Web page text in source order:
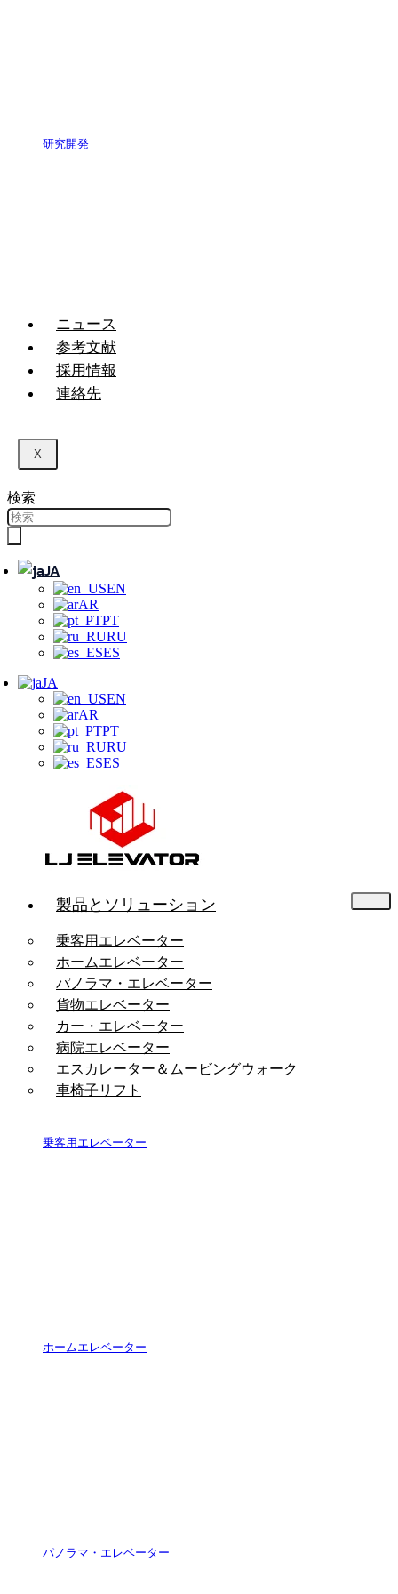
研究開発
ニュース
参考文献
採用情報
連絡先
X
検索
JA
EN
AR
PT
RU
ES
JA
EN
AR
PT
RU
ES
製品とソリューション
乗客用エレベーター
ホームエレベーター
パノラマ・エレベーター
貨物エレベーター
カー・エレベーター
病院エレベーター
エスカレーター＆ムービングウォーク
車椅子リフト
乗客用エレベーター
ホームエレベーター
パノラマ・エレベーター